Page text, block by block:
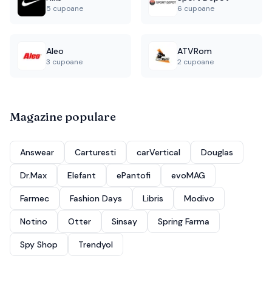
5 cupoane 6 cupoane
Aleo
3 cupoane
ATVRom
2 cupoane
Magazine populare
Answear Carturesti carVertical Douglas
Dr.Max Elefant ePantofi evoMAG
Farmec Fashion Days Libris Modivo
Notino Otter Sinsay Spring Farma
Spy Shop Trendyol